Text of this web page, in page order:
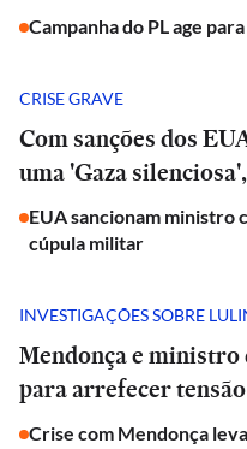
Campanha do PL age
CRISE GRAVE
Com sanções dos
uma 'Gaza
EUA sancionam ministro
cúpula militar
INVESTIGAÇÕES SOBRE
Mendonça e ministro
para arrefecer
Crise com Mendonça